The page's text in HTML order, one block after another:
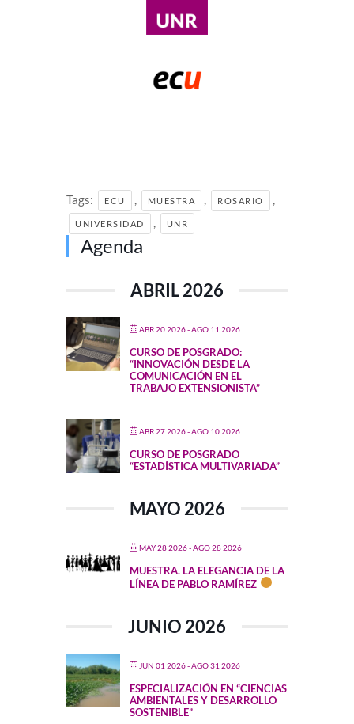
Tags: ECU , MUESTRA , ROSARIO ,
UNIVERSIDAD , UNR
Agenda
ABRIL 2026
ABR 20 2026- AGO 11 2026
CURSO DE POSGRADO:
“INNOVACIÓN DESDE LA
COMUNICACIÓN EN EL
TRABAJO EXTENSIONISTA”
ABR 27 2026- AGO 10 2026
CURSO DE POSGRADO
“ESTADÍSTICA MULTIVARIADA”
MAYO 2026
MAY 28 2026- AGO 28 2026
MUESTRA. LA ELEGANCIA DE LA
LÍNEA DE PABLO RAMÍREZ
JUNIO 2026
JUN 01 2026- AGO 31 2026
ESPECIALIZACIÓN EN “CIENCIAS
AMBIENTALES Y DESARROLLO
SOSTENIBLE”